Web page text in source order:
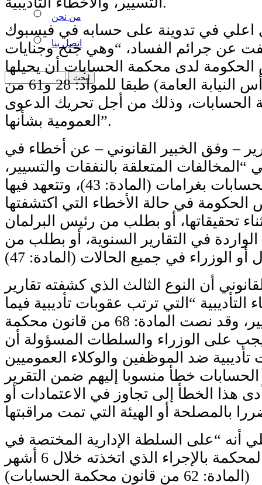
من نحن
اتصل بنا
اعلي في تدوينة على حسابه في فيسبوك
عن جرائم الفساد، “وهي جنح وجنايات
لدى محكمة الحسابات أن يحيلها
لوزير العدل (رأس النيابة العامة) طبقا للمواد: 28 و61 من
الحسابات، وذلك من أجل تحريك الدعوى
العمومية بشأنها”.
– وفق الخبير القانوني – عن أخطاء في
“المخالفات المتعلقة بالنفقات والتسيير،
وتعاقبها محكمة الحسابات بغرامات (المادة: 43)، وتتعهد فيها
في حالة الأخطاء التي اكتشفتها
تحقيقاتها، أو بطلب من رئيس البرلمان
في التقارير السنوية، أو بطلب من
أن النوع الثالث الذي كشفته تقارير
“التي ترتب عقوبات تأديبية فيما
يتعلق بسوء التسيير، وقد نصت المادة: 68 من قانون محكمة
على الوزراء والسلطات المسؤولة أن
تأديبية ضد الموظفين والوكلاء العموميين
خطأ منسوبا إليهم ضمن التقرير
هذا الخطأ إلى تجاوز في الاعتمادات أو
أنه “على السلطة الإدارية المختصة في
التأديب أن تُعلم المحكمة بالإجراء الذي اتخذته خلال 6 أشهر
(المادة: 62 من قانون محكمة الحسابات)